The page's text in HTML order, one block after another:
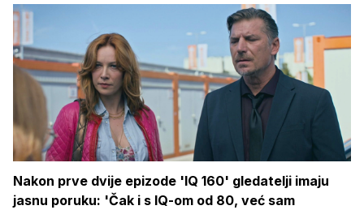
Nakon prve dvije epizode 'IQ 160' gledatelji imaju
jasnu poruku: 'Čak i s IQ-om od 80, već sam